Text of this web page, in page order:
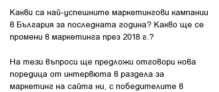
Какви са най-успешните маркетингови кампании
в България за последната година? Какво ще се
промени в маркетинга през 2018 г.?
На тези въпроси ще предложи отговори нова
поредица от интервюта в раздела за
маркетинг на сайта ни, с победителите в